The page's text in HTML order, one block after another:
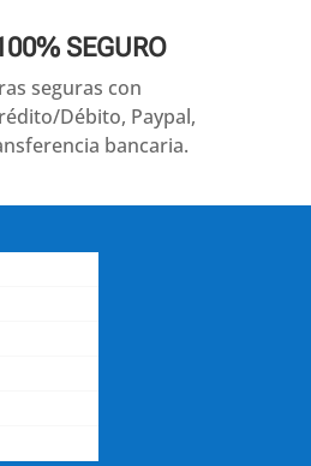
SEGURO
seguras con
Débito, Paypal,
bancaria.